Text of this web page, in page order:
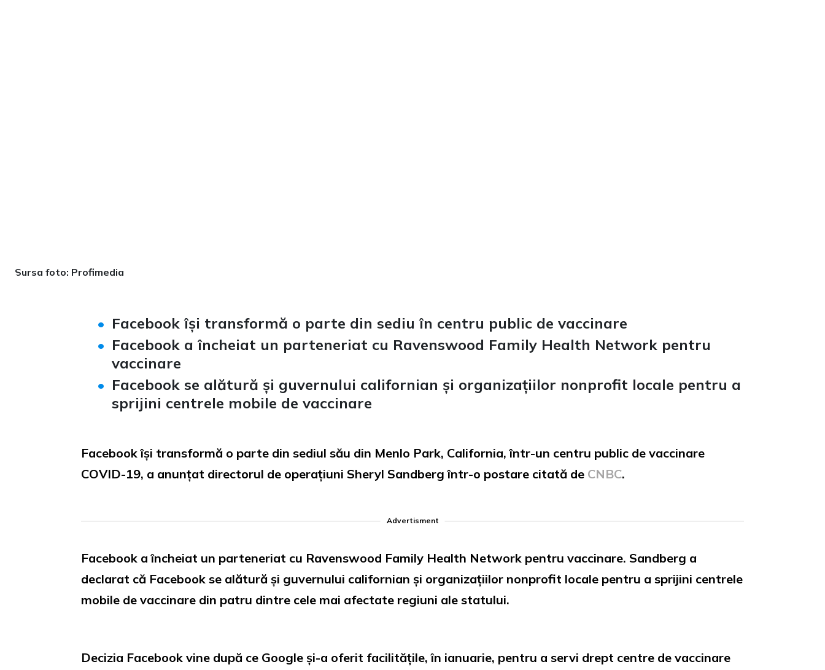
Sursa foto: Profimedia
Facebook își transformă o parte din sediu în centru public de vaccinare
Facebook a încheiat un parteneriat cu Ravenswood Family Health Network pentru
vaccinare
Facebook se alătură și guvernului californian și organizațiilor nonprofit locale pentru a
sprijini centrele mobile de vaccinare
Facebook își transformă o parte din sediul său din Menlo Park, California, într-un centru public de vaccinare
COVID-19, a anunțat directorul de operațiuni Sheryl Sandberg într-o postare citată de CNBC.
Advertisment
Facebook a încheiat un parteneriat cu Ravenswood Family Health Network pentru vaccinare. Sandberg a
declarat că Facebook se alătură și guvernului californian și organizațiilor nonprofit locale pentru a sprijini centrele
mobile de vaccinare din patru dintre cele mai afectate regiuni ale statului.
Decizia Facebook vine după ce Google și-a oferit facilitățile, în ianuarie, pentru a servi drept centre de vaccinare